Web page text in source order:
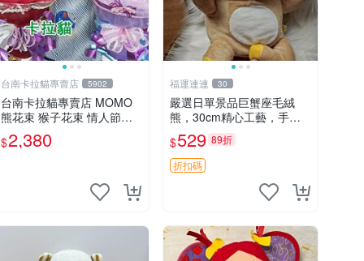
台南卡拉貓專賣店 5902
台南卡拉貓專賣店 MOMO
熊花束 猴子花束 情人節禮
物 二選一 可繡字 可今天寄
明天到
$2,380
福運連連 30
嚴選日單景品巨蟹座毛絨
熊，30cm精心工藝，手感
軟糯推薦收藏送人 巨蟹座
毛絨玩具 精緻做工
$529 89折
折扣碼